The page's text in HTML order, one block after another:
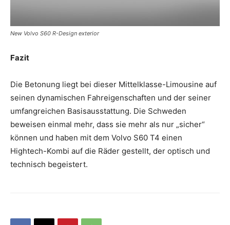
New Volvo S60 R-Design exterior
Fazit
Die Betonung liegt bei dieser Mittelklasse-Limousine auf
seinen dynamischen Fahreigenschaften und der seiner
umfangreichen Basisausstattung. Die Schweden
beweisen einmal mehr, dass sie mehr als nur „sicher“
können und haben mit dem Volvo S60 T4 einen
Hightech-Kombi auf die Räder gestellt, der optisch und
technisch begeistert.